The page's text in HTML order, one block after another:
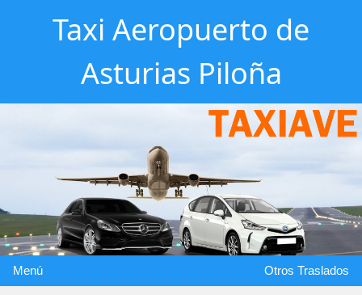
Taxi Aeropuerto de
Asturias Piloña
Menú Otros Traslados